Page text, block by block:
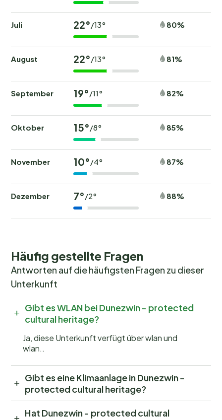
Juli 22°/13° 80%
August 22°/13° 81%
September 19°/11° 82%
Oktober 15°/8° 85%
November 10°/4° 87%
Dezember 7°/2° 88%
Häufig gestellte Fragen
Antworten auf die häufigsten Fragen zu dieser
Unterkunft
Gibt es WLAN bei Dunezwin - protected
cultural heritage?
Ja, diese Unterkunft verfügt über wlan und
wlan..
Gibt es eine Klimaanlage in Dunezwin -
protected cultural heritage?
Hat Dunezwin - protected cultural